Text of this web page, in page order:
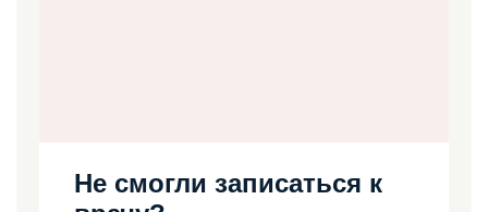
Не смогли записаться к